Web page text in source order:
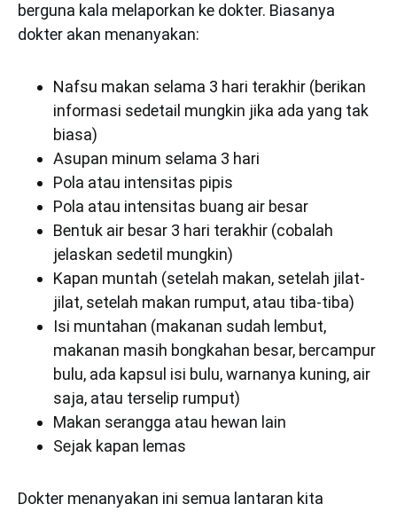
berguna kala melaporkan ke dokter. Biasanya
dokter akan menanyakan:
Nafsu makan selama 3 hari terakhir (berikan
informasi sedetail mungkin jika ada yang tak
biasa)
Asupan minum selama 3 hari
Pola atau intensitas pipis
Pola atau intensitas buang air besar
Bentuk air besar 3 hari terakhir (cobalah
jelaskan sedetil mungkin)
Kapan muntah (setelah makan, setelah jilat-
jilat, setelah makan rumput, atau tiba-tiba)
Isi muntahan (makanan sudah lembut,
makanan masih bongkahan besar, bercampur
bulu, ada kapsul isi bulu, warnanya kuning, air
saja, atau terselip rumput)
Makan serangga atau hewan lain
Sejak kapan lemas
Dokter menanyakan ini semua lantaran kita